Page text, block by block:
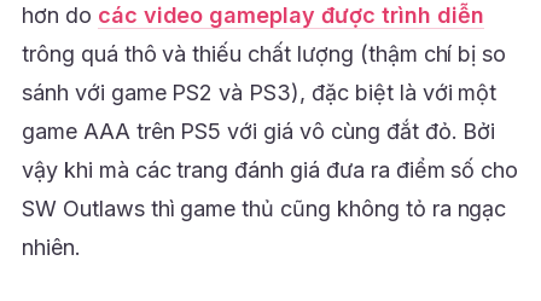
hơn do các video gameplay được trình diễn
trông quá thô và thiếu chất lượng (thậm chí bị so
sánh với game PS2 và PS3), đặc biệt là với một
game AAA trên PS5 với giá vô cùng đắt đỏ. Bởi
vậy khi mà các trang đánh giá đưa ra điểm số cho
SW Outlaws thì game thủ cũng không tỏ ra ngạc
nhiên.